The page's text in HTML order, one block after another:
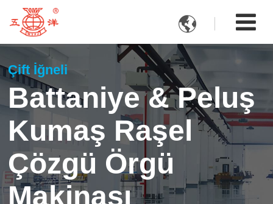

Çift İğneli
Battaniye & Peluş
Kumaş Raşel
Çözgü Örgü
Makinası